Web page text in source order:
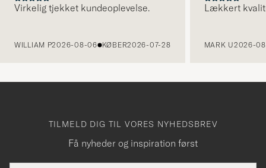
Virkelig tjekket kundeoplevelse.
WILLIAM P2026-08-06 KØBER2026-07-28
Lækkert
MARK U2026-
TILMELD DIG TIL VORES NYHEDSBREV
Få nyheder og inspiration først